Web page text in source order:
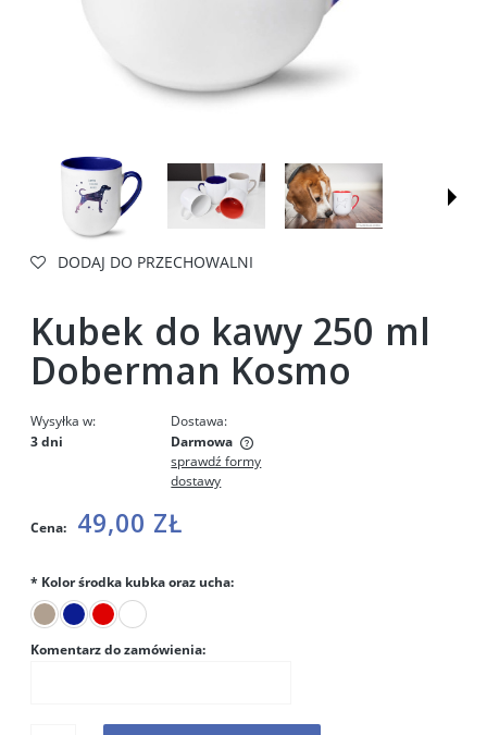
DODAJ DO PRZECHOWALNI
Kubek do kawy 250 ml
Doberman Kosmo
Wysyłka w:
3 dni
Dostawa:
Darmowa
Cena nie zawiera ewentualnych kosztów płatności
sprawdź formy
dostawy
Cena: 49,00 ZŁ
* Kolor środka kubka oraz ucha:
Komentarz do zamówienia: